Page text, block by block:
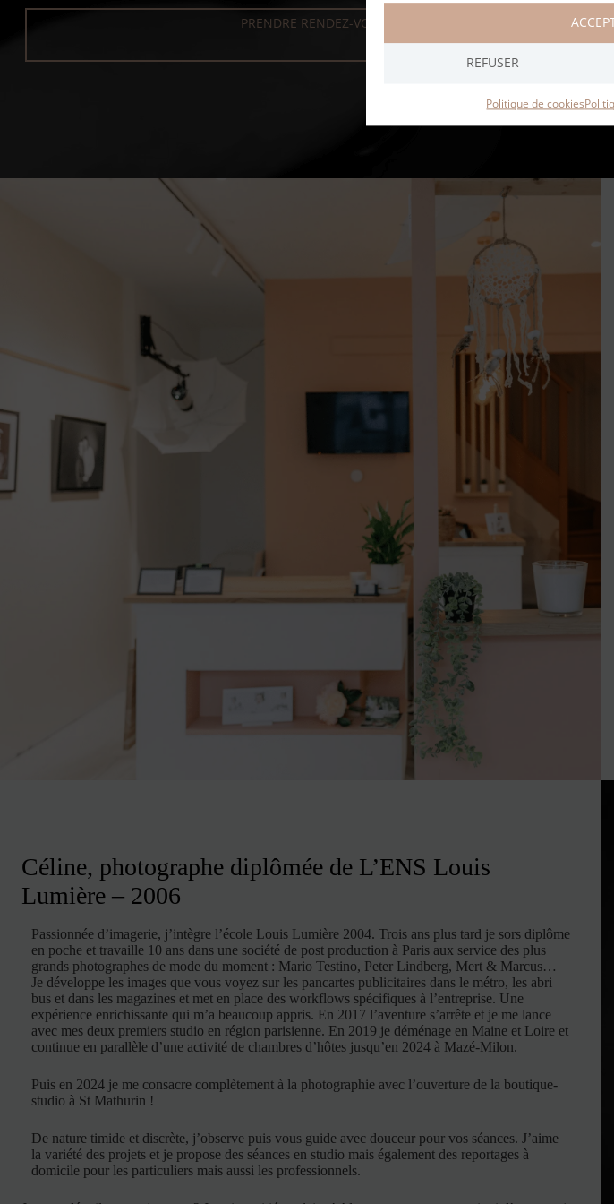
REFUSER
Politique de cookies
PRENDRE RENDEZ-VOUS
Céline, photographe diplômée de L’ENS Louis
Lumière – 2006
Passionnée d’imagerie, j’intègre l’école Louis Lumière 2004. Trois ans plus tard je sors diplôme
en poche et travaille 10 ans dans une société de post production à Paris aux service des plus
grands photographes de mode du moment : Mario Testino, Peter Lindberg, Mert & Marcus…
Je développe les images que vous voyez sur les pancartes publicitaires dans le métro, les abri
bus et dans les magazines et met en place des workflows spécifiques à l’entreprise. Une
expérience enrichissante qui m’a beaucoup appris. En 2017 l’aventure s’arrête et je me lance
avec mes deux premiers studio en région parisienne. En 2019 je déménage en Maine et Loire et
continue en parallèle d’une activité de chambres d’hôtes jusqu’en 2024 à Mazé-Milon.
Puis en 2024 je me consacre complètement à la photographie avec l’ouverture de la boutique-
studio à St Mathurin !
De nature timide et discrète, j’observe puis vous guide avec douceur pour vos séances. J’aime
la variété des projets et je propose des séances en studio mais également des reportages à
domicile pour les particuliers mais aussi les professionnels.